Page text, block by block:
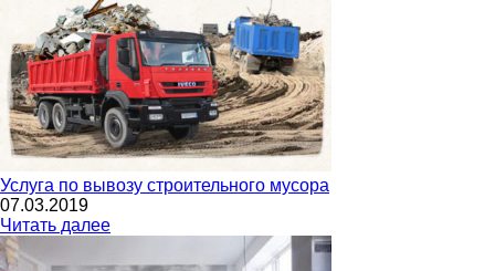
Услуга по вывозу строительного мусора
07.03.2019
Читать далее